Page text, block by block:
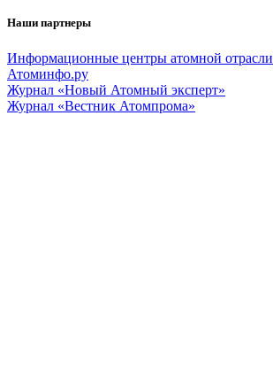
Наши партнеры
Информационные центры атомной отрасли
Атоминфо.ру
Журнал «Новый Атомный эксперт»
Журнал «Вестник Атомпрома»